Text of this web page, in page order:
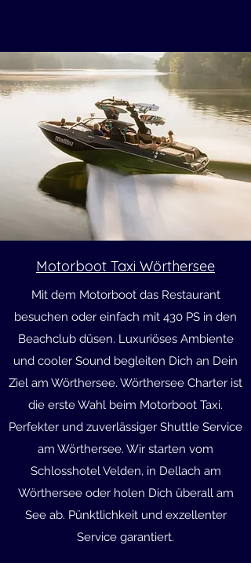
Motorboot Taxi Wörthersee
Mit dem Motorboot das Restaurant
besuchen oder einfach mit 430 PS in den
Beachclub düsen. Luxuriöses Ambiente
und cooler Sound begleiten Dich an Dein
Ziel am Wörthersee. Wörthersee Charter ist
die erste Wahl beim Motorboot Taxi.
Perfekter und zuverlässiger Shuttle Service
am Wörthersee. Wir starten vom
Schlosshotel Velden, in Dellach am
Wörthersee oder holen Dich überall am
See ab. Pünktlichkeit und exzellenter
Service garantiert.